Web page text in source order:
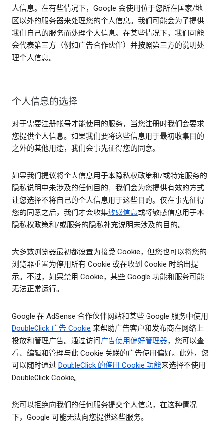
人信息。在有些情况下，Google 会使用位于您所在国家/地
区以外的服务器来处理您的个人信息。我们可能会为了提供
我们自己的服务而处理个人信息。在某些情况下，我们可能
会代表第三方（例如广告合作伙伴）并按照第三方的说明处
理个人信息。
个人信息的选择
对于需要注册帐号才能使用的服务，当您注册时我们会要求
您提供个人信息。如果我们要将这些信息用于最初收集目的
之外的其他用途，我们会事先征得您的同意。
如果我们提议将个人信息用于本隐私权政策和/或特定服务的
隐私说明中未涉及的任何目的，我们会为您提供有效的方式
让您选择不将自己的个人信息用于这些目的。仅在事先征得
您的同意之后，我们才会收集敏感信息或将敏感信息用于本
隐私权政策和/或服务的隐私补充说明未涉及的目的。
大多数浏览器最初都设置为接受 Cookie，但您也可以将您的
浏览器重置为停用所有 Cookie 或在收到 Cookie 时给出提
示。不过，如果禁用 Cookie，某些 Google 功能和服务可能
无法正常运行。
Google 在 AdSense 合作伙伴网站和某些 Google 服务中使用
DoubleClick 广告 Cookie 来帮助广告客户和发布商在网络上
投放和管理广告。通过访问广告使用偏好管理器，您可以查
看、编辑和管理与此 Cookie 关联的广告使用偏好。此外，您
可以随时通过 DoubleClick 的停用 Cookie 功能来选择不使用
DoubleClick Cookie。
您可以拒绝向我们的任何服务提交个人信息，在这种情况
下，Google 可能无法向您提供这些服务。